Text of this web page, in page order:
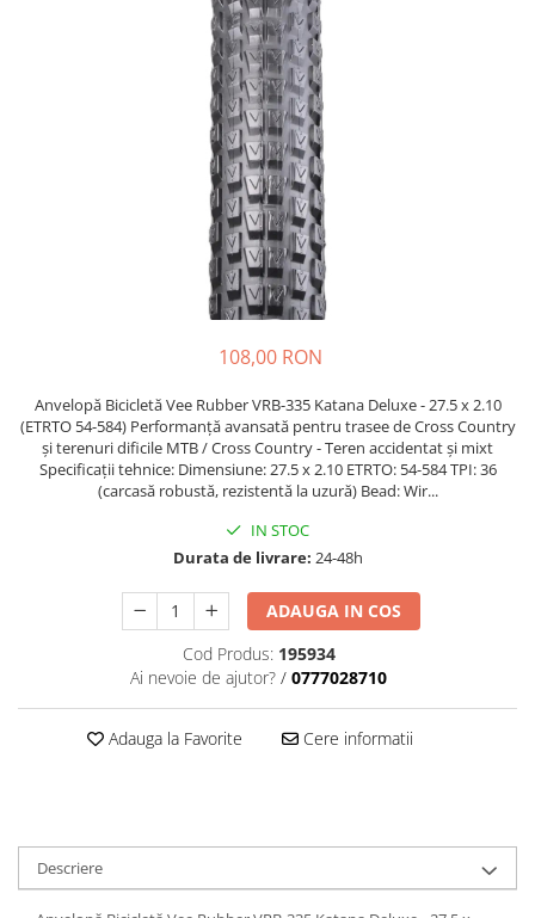
https://www.doctortrotineta.ro/lumini
https://www.doctortrotineta.ro/cadru
108,00 RON
Anvelopă Bicicletă Vee Rubber VRB-335 Katana Deluxe - 27.5 x 2.10
(ETRTO 54-584) Performanță avansată pentru trasee de Cross Country
și terenuri dificile MTB / Cross Country - Teren accidentat și mixt
Specificații tehnice: Dimensiune: 27.5 x 2.10 ETRTO: 54-584 TPI: 36
(carcasă robustă, rezistentă la uzură) Bead: Wir...
IN STOC
Durata de livrare: 24-48h
ADAUGA IN COS
Cod Produs: 195934
Ai nevoie de ajutor? / 0777028710
Adauga la Favorite Cere informatii
Descriere